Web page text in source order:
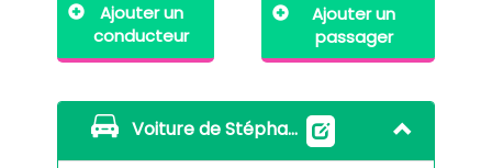
Ajouter un
conducteur
Ajouter un
passager
Voiture de Stéphanie Millet